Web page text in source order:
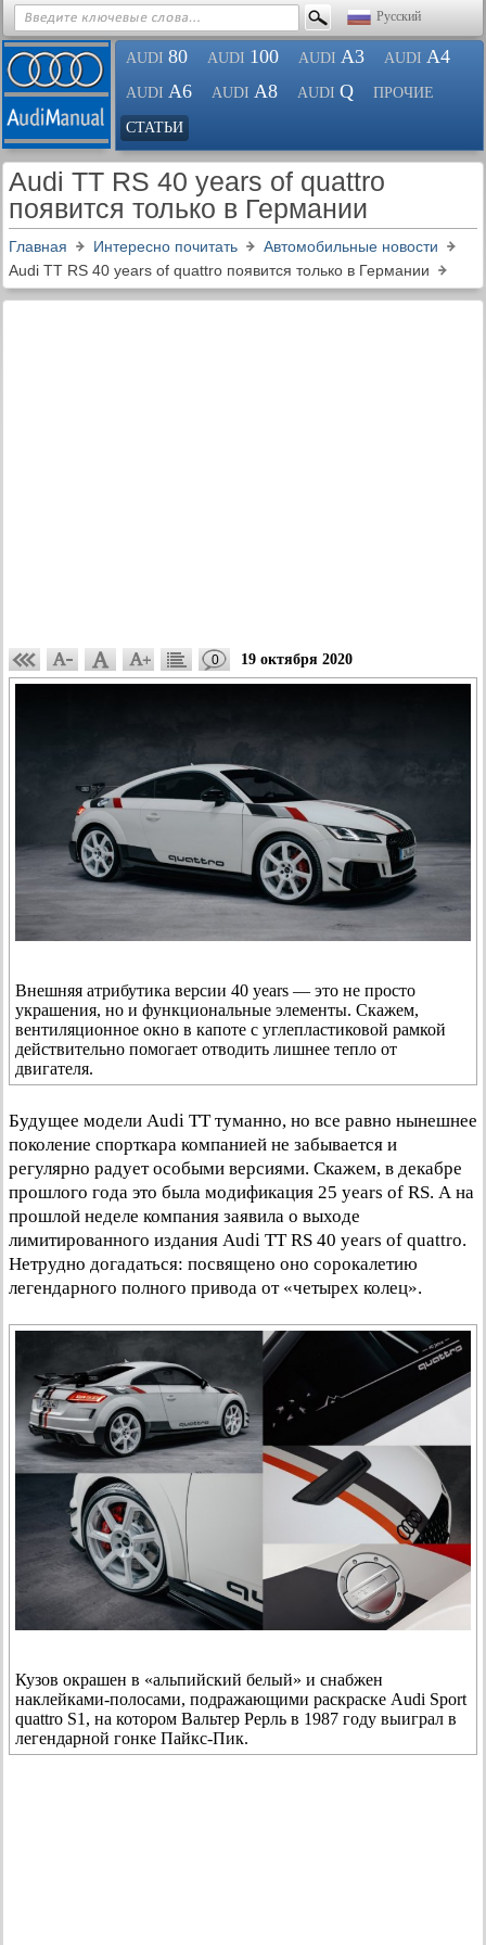
Русский
AUDI 80 AUDI 100 AUDI A3 AUDI A4
AUDI A6 AUDI A8 AUDI Q ПРОЧИЕ
СТАТЬИ
Audi TT RS 40 years of quattro
появится только в Германии
Главная Интересно почитать
Автомобильные новости
Audi TT RS 40 years of quattro появится только в Германии
0 19 октября 2020
Внешняя атрибутика версии 40 years — это не просто
украшения, но и функциональные элементы. Скажем,
вентиляционное окно в капоте с углепластиковой рамкой
действительно помогает отводить лишнее тепло от
двигателя.
Будущее модели Audi TT туманно, но все равно нынешнее
поколение спорткара компанией не забывается и
регулярно радует особыми версиями. Скажем, в декабре
прошлого года это была модификация 25 years of RS. А на
прошлой неделе компания заявила о выходе
лимитированного издания Audi TT RS 40 years of quattro.
Нетрудно догадаться: посвящено оно сорокалетию
легендарного полного привода от «четырех колец».
Кузов окрашен в «альпийский белый» и снабжен
наклейками-полосами, подражающими раскраске Audi Sport
quattro S1, на котором Вальтер Рерль в 1987 году выиграл в
легендарной гонке Пайкс-Пик.